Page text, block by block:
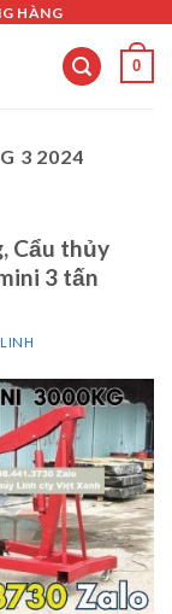
HÀNG
0
3 2024
Cẩu thủy
3 tấn
LINH